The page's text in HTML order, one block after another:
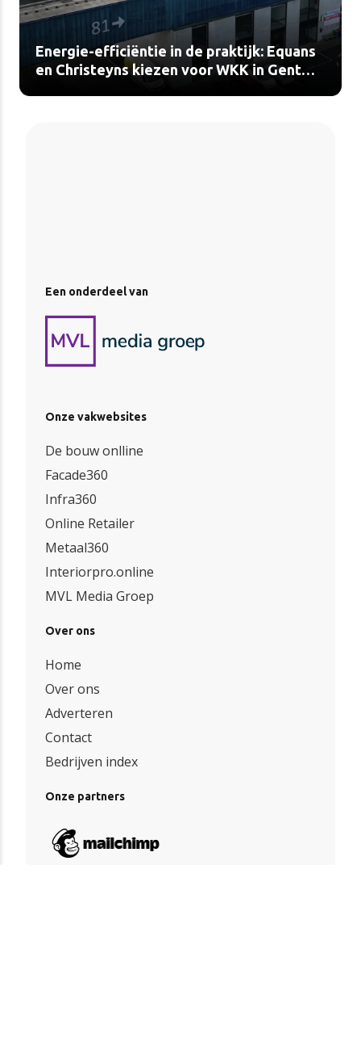
Energie-efficiëntie in de praktijk: Equans
en Christeyns kiezen voor WKK in Gent
Een onderdeel van
Onze vakwebsites
De bouw onlline
Facade360
Infra360
Online Retailer
Metaal360
Interiorpro.online
MVL Media Groep
Over ons
Home
Over ons
Adverteren
Contact
Bedrijven index
Onze partners